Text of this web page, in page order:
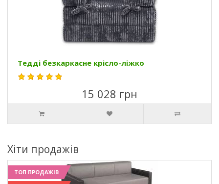
Тедді безкаркасне крісло-ліжко
15 028 грн
Хіти продажів
ТОП ПРОДАЖІВ